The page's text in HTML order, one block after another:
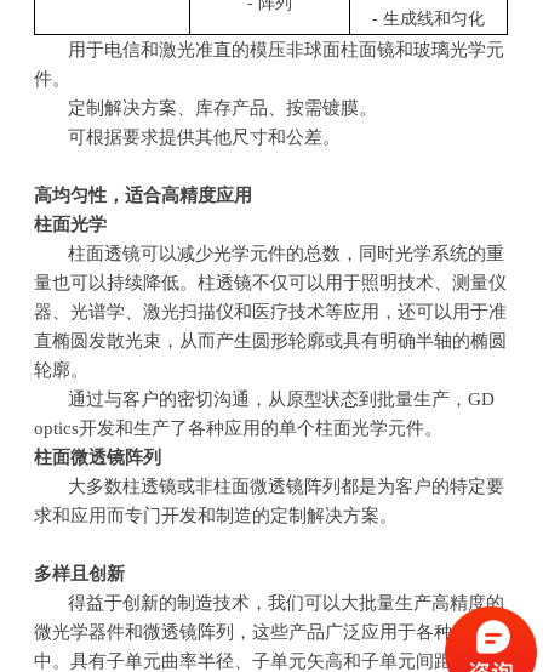
-生成线和匀化
用于电信和激光准直的模压非球面柱面镜和玻璃光学元
件。
定制解决方案、库存产品、按需镀膜。
可根据要求提供其他尺寸和公差。
高均匀性，适合高精度应用
柱面光学
柱面透镜可以减少光学元件的总数，同时光学系统的重
量也可以持续降低。柱透镜不仅可以用于照明技术、测量仪
器、光谱学、激光扫描仪和医疗技术等应用，还可以用于准
直椭圆发散光束，从而产生圆形轮廓或具有明确半轴的椭圆
轮廓。
通过与客户的密切沟通，从原型状态到批量生产，GD
optics开发和生产了各种应用的单个柱面光学元件。
柱面微透镜阵列
大多数柱透镜或非柱面微透镜阵列都是为客户的特定要
求和应用而专门开发和制造的定制解决方案。
多样且创新
得益于创新的制造技术，我们可以大批量生产高精度的
微光学器件和微透镜阵列，这些产品广泛应用于各种产品
中。具有子单元曲率半径、子单元矢高和子单元间距的宽参